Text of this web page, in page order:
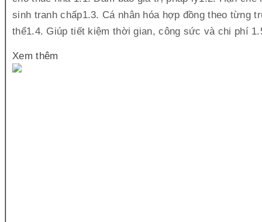
sinh tranh chấp1.3. Cá nhân hóa hợp đồng theo từng
thể1.4. Giúp tiết kiệm thời gian, công sức và chi phí
Xem thêm